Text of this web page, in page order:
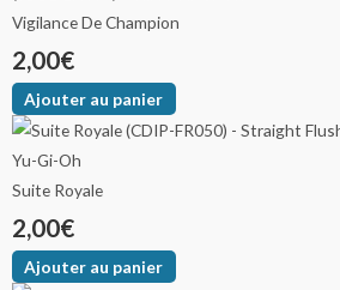
Vigilance De Champion
2,00€
Ajouter au panier
Suite Royale
2,00€
Ajouter au panier